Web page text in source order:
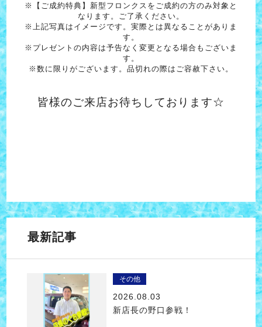
※【ご成約特典】新型フロンクスをご成約の方のみ対象と
なります。ご了承ください。
※上記写真はイメージです。実際とは異なることがありま
す。
※プレゼントの内容は予告なく変更となる場合もございま
す。
※数に限りがございます。品切れの際はご容赦下さい。
皆様のご来店お待ちしております☆
最新記事
その他
2026.08.03
新店長の野口参戦！